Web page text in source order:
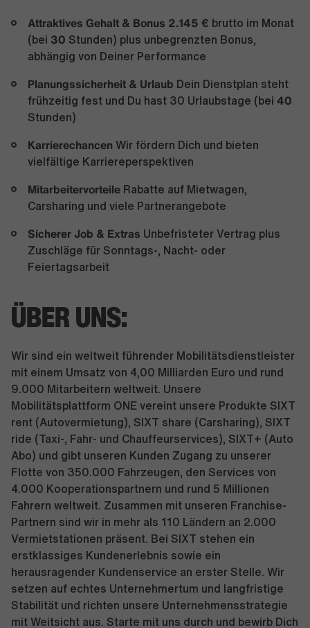
Attraktives Gehalt & Bonus 2.145 € brutto im Monat
(bei 30 Stunden) plus unbegrenzten Bonus,
abhängig von Deiner Performance
Planungssicherheit & Urlaub Dein Dienstplan steht
frühzeitig fest und Du hast 30 Urlaubstage (bei 40
Stunden)
Karrierechancen Wir fördern Dich und bieten
vielfältige Karriereperspektiven
Mitarbeitervorteile Rabatte auf Mietwagen,
Carsharing und viele Partnerangebote
Sicherer Job & Extras Unbefristeter Vertrag plus
Zuschläge für Sonntags-, Nacht- oder
Feiertagsarbeit
ÜBER UNS:
Wir sind ein weltweit führender Mobilitätsdienstleister
mit einem Umsatz von 4,00 Milliarden Euro und rund
9.000 Mitarbeitern weltweit. Unsere
Mobilitätsplattform ONE vereint unsere Produkte SIXT
rent (Autovermietung), SIXT share (Carsharing), SIXT
ride (Taxi-, Fahr- und Chauffeurservices), SIXT+ (Auto
Abo) und gibt unseren Kunden Zugang zu unserer
Flotte von 350.000 Fahrzeugen, den Services von
4.000 Kooperationspartnern und rund 5 Millionen
Fahrern weltweit. Zusammen mit unseren Franchise-
Partnern sind wir in mehr als 110 Ländern an 2.000
Vermietstationen präsent. Bei SIXT stehen ein
erstklassiges Kundenerlebnis sowie ein
herausragender Kundenservice an erster Stelle. Wir
setzen auf echtes Unternehmertum und langfristige
Stabilität und richten unsere Unternehmensstrategie
mit Weitsicht aus. Starte mit uns durch und bewirb Dich